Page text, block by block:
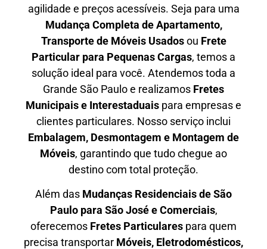
agilidade e preços acessíveis. Seja para uma
Mudança Completa de Apartamento,
Transporte de Móveis Usadosou Frete
Particular para Pequenas Cargas, temos a
solução ideal para você. Atendemostoda a
Grande São Pauloe realizamos Fretes
Municipais e Interestaduais para empresas e
clientes particulares. Nosso serviço inclui
Embalagem, Desmontagem e Montagem de
Móveis, garantindo que tudo chegue ao
destino com total proteção.
Além das Mudanças Residenciais de São
Paulo para São José e Comerciais,
oferecemos Fretes Particulares para quem
precisa transportar Móveis, Eletrodomésticos,